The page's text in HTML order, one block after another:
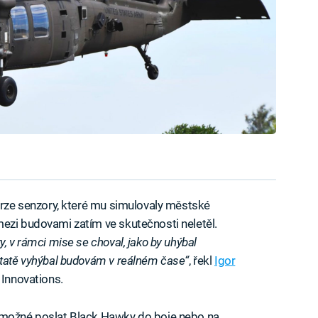
senzory, které mu simulovaly městské
budovami zatím ve skutečnosti neletěl.
v rámci mise se choval, jako by uhýbal
vyhýbal budovám v reálném čase“, řekl Igor